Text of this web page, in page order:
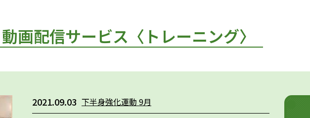
動画配信サービス 〈トレーニング〉
2021.09.03 下半身強化運動 9月